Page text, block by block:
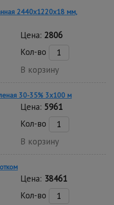
2440х1220х18 мм,
Цена: 2806
Кол-во
В корзину
30-35% 3х100 м
Цена: 5961
Кол-во
В корзину
Цена: 38461
Кол-во